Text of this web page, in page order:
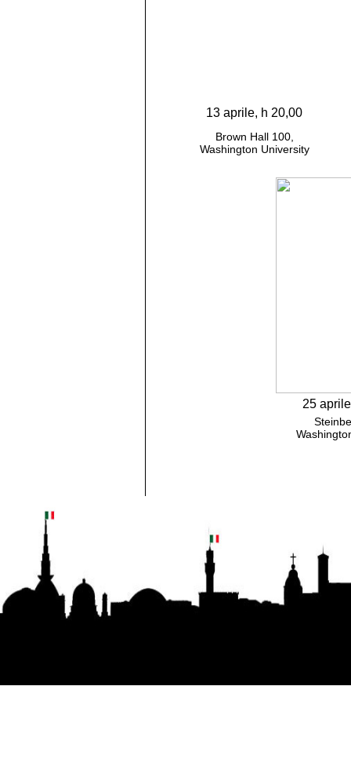
13 aprile, h 20,00
Brown Hall 100,
Washington University
25